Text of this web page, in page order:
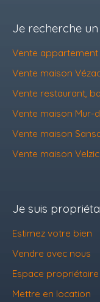
Je recherche
Vente appartement
Vente maison
Vente restaurant,
Vente maison Mur-
Vente maison
Vente maison
Je suis
Estimez votre bien
Vendre avec nous
Espace propriétaire
Mettre en location